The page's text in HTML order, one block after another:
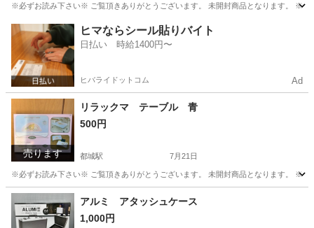
※必ずお読み下さい※ ご覧頂きありがとうございます。 未開封商品となります。 ※多
宮崎 都城市 都城駅 バッグ トートバック
ヒマならシール貼りバイト
日払い 時給1400円〜
ヒバライドットコム Ad
売ります
リラックマ テーブル 青
500円
都城駅 7月21日
※必ずお読み下さい※ ご覧頂きありがとうございます。 未開封商品となります。 ※多
宮崎 都城市 テーブル
アルミ アタッシュケース
1,000円